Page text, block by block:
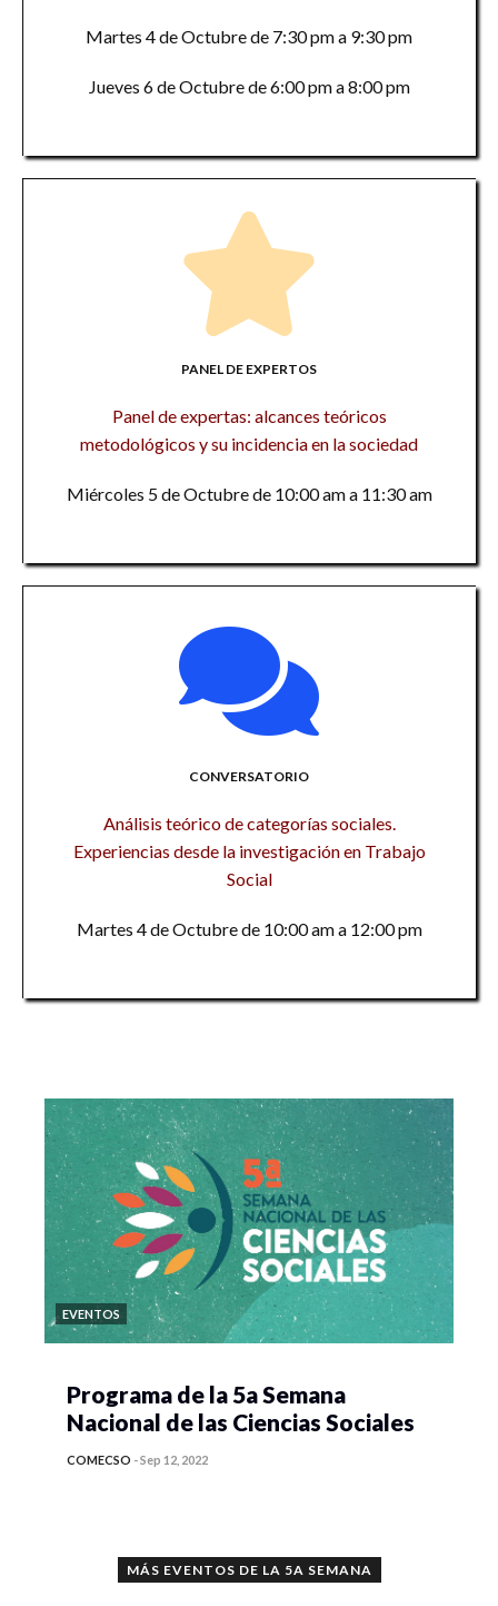
Martes 4 de Octubre de 7:30 pm a 9:30 pm
Jueves 6 de Octubre de 6:00 pm a 8:00 pm
PANEL DE EXPERTOS
Panel de expertas: alcances teóricos
metodológicos y su incidencia en la sociedad
Miércoles 5 de Octubre de 10:00 am a 11:30 am
CONVERSATORIO
Análisis teórico de categorías sociales.
Experiencias desde la investigación en Trabajo
Social
Martes 4 de Octubre de 10:00 am a 12:00 pm
EVENTOS
Programa de la 5a Semana
Nacional de las Ciencias Sociales
COMECSO -Sep 12, 2022
MÁS EVENTOS DE LA 5A SEMANA